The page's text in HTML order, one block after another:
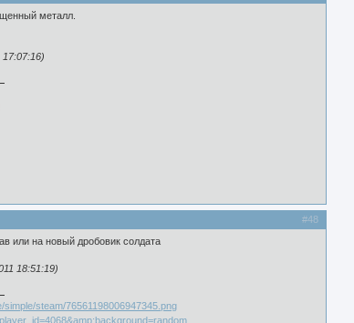
металл.
#48
или на новый дробовик солдата
18:51:19)